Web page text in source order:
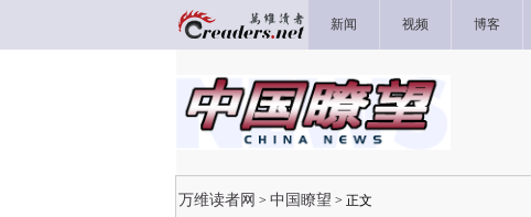
新闻 视频 博客
万维读者网 > 中国瞭望 > 正文